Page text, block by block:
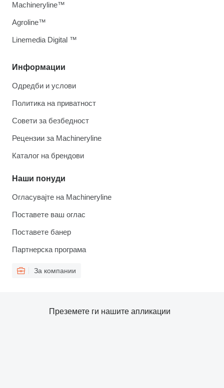
Информации
Одредби и услови
Политика на приватност
Совети за безбедност
Рецензии за Machineryline
Каталог на брендови
Наши понуди
Огласувајте на Machineryline
Поставете ваш оглас
Поставете банер
Партнерска програма
За компании
Machineryline™
Agroline™
Linemedia Digital ™
Преземете ги нашите апликации